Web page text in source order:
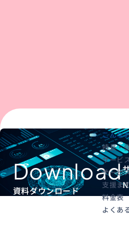
Download
資料ダウンロード
こんな
特長・
サービ
サービ
支援ま
料金表
よくあ